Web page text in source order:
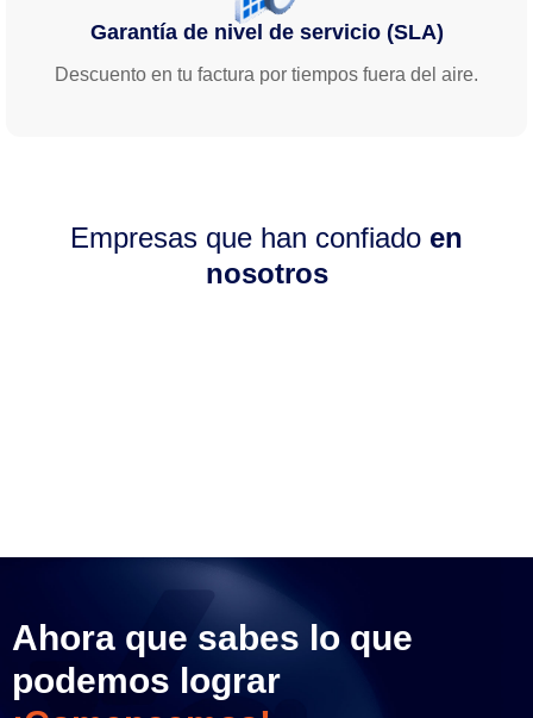
Garantía de nivel de servicio (SLA)
Descuento en tu factura por tiempos fuera del aire.
Empresas que han confiado en
nosotros
Ahora que sabes lo que
podemos lograr